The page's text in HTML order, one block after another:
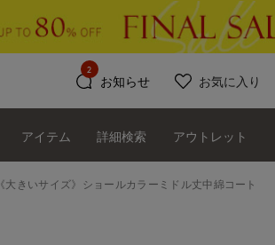
お知らせ
2
お気に入り
アイテム 詳細検索 アウトレット
《大きいサイズ》ショールカラーミドル丈中綿コート